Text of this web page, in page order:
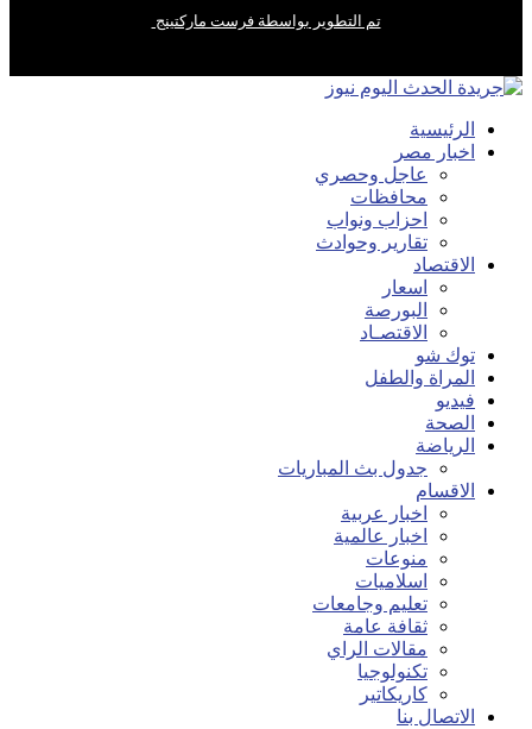
تم التطوير بواسطة فرست ماركتينج
الرئيسية
اخبار مصر
عاجل وحصري
محافظات
احزاب ونواب
تقارير وحوادث
الاقتصاد
اسعار
البورصة
الاقتصـاد
توك شو
المراة والطفل
فيديو
الصحة
الرياضة
جدول بث المباريات
الاقسام
اخبار عربية
اخبار عالمية
منوعات
اسلاميات
تعليم وجامعات
ثقافة عامة
مقالات الراي
تكنولوجيا
كاريكاتير
الاتصال بنا